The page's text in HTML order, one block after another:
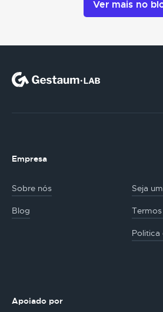
Ver mais no
Empresa
Sobre nós Seja
Blog
Politica
Apoiado por